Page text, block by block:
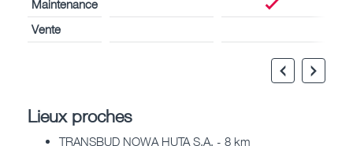
Maintenance
Vente
Lieux proches
TRANSBUD NOWA HUTA S.A. - 8 km